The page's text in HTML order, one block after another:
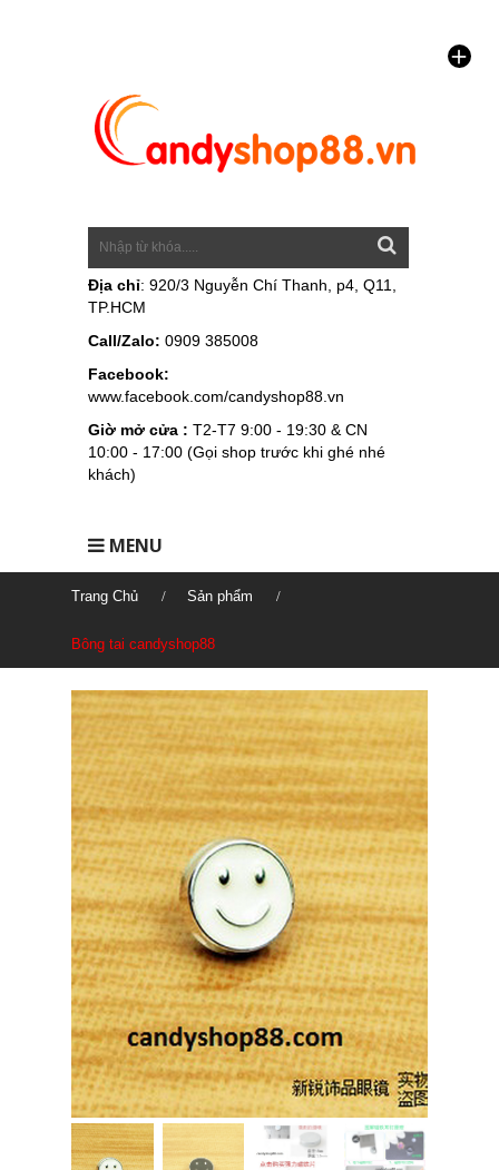
Địa chỉ: 920/3 Nguyễn Chí Thanh, p4, Q11,
TP.HCM
Call/Zalo: 0909 385008
Facebook:
www.facebook.com/candyshop88.vn
Giờ mở cửa : T2-T7 9:00 - 19:30 & CN
10:00 - 17:00 (Gọi shop trước khi ghé nhé
khách)
MENU
Trang Chủ Sản phẩm
Bông tai candyshop88